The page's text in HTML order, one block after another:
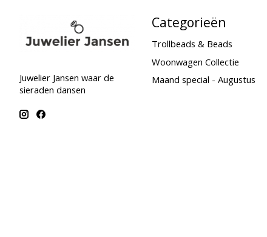
Juwelier Jansen waar de
sieraden dansen
Categorieën
Trollbeads & Beads
Woonwagen Collectie
Maand special - Augustus